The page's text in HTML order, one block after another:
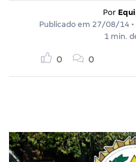
Por
Publicado em 27/08/14
1 min.
0 0